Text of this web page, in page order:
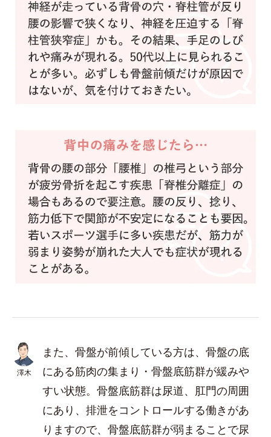
澤木
また、骨盤が前傾している方は、骨盤の底
にある筋肉の集まり・骨盤底筋群が緩みや
すい状態。骨盤底筋群は尿道、肛門の周囲
にあり、排泄をコントロールする働きがあ
りますので、骨盤底筋群が弱まることで尿